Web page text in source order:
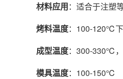
材料应用：适合于注塑
烤料温度：100-120℃下
成型温度：300-330℃，
模具温度：100-150℃